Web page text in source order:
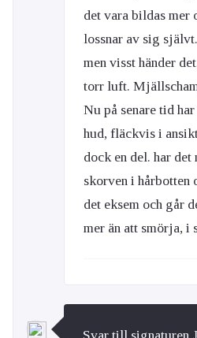
det vara bildas mer
lossnar av sig
men visst händer
torr luft.
Nu på senare tid
hud, fläckvis i
dock en del. har det
skorven i hårbotten
det eksem och går
mer än att smörja, i
Svar till signaturen